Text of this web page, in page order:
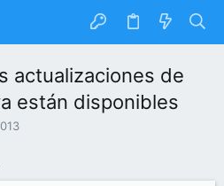
actualizaciones de
están disponibles